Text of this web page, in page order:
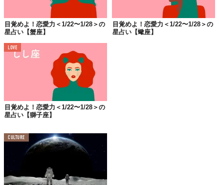
間になるのか、発見できるはず。
女性は、シングルさんはモテモテ。ずーっとお近づきになれるタ
イミングを待っていた人がいるんじゃないかな。そういう人から
誘われて迷ったら、お茶飲むくらいはOKしてみるといいですよ。
また片想いさんは軽いノリじゃなく、真面目に告白するのがおす
すめ。カップルさんは愛されてることを実感できそう。言葉で好
きって言ってもらえなくても、忙しいお相手が向き合ってくれて
るってことで理解してあげて。
男性は、シングルさんはモテると同時に、アプローチの成功率が
高いときでもあります。で、遊びの恋はNG。半端な気持ちで臨む
でお目当ての方との距離を縮めていきましょう。カップルさんは
落ち着いた愛を育んでいけそう。いつでも素直に気持ちを表して
くださいね。
■仕事・全体運
目覚めよ！恋愛力＜1/22〜1/28＞の
星占い【蟹座】
目覚めよ！恋愛力＜1/22〜1/28＞の
星占い【蠍座】
LOVE
目覚めよ！恋愛力＜1/22〜1/28＞の
星占い【獅子座】
CULTURE